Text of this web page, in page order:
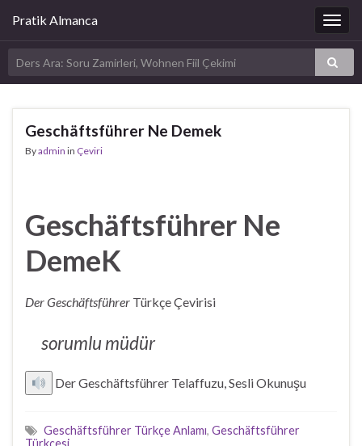
Pratik Almanca
Geschäftsführer Ne Demek
Byadmin in Çeviri
Geschäftsführer Ne
DemeK
Der Geschäftsführer Türkçe Çevirisi
sorumlu müdür
Der Geschäftsführer Telaffuzu, Sesli Okunuşu
Geschäftsführer Türkçe Anlamı, Geschäftsführer
Türkçesi